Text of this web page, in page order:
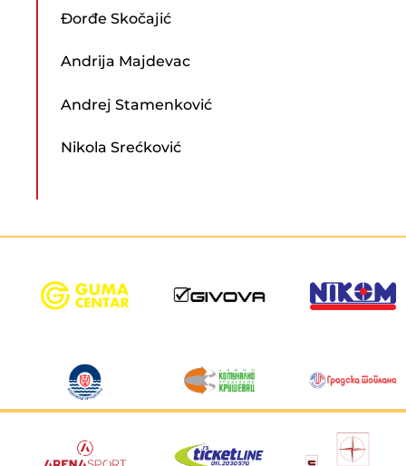
Đorđe Skočajić
Andrija Majdevac
Andrej Stamenković
Nikola Srećković